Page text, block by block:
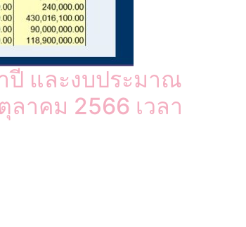
ปี และงบประมาณ
าคม 2566 เวลา